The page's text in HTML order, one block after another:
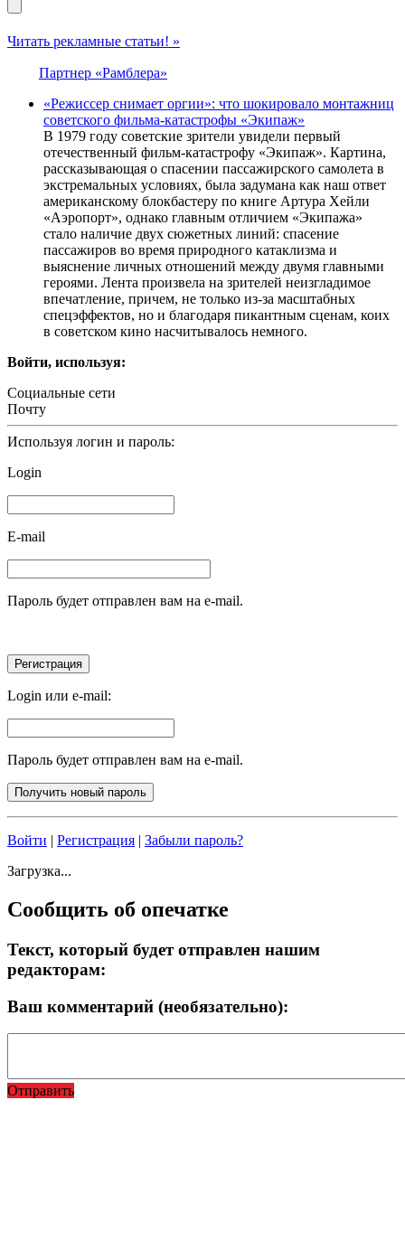
Читать рекламные статьи! »
Партнер «Рамблера»
«Режиссер снимает оргии»: что шокировало монтажниц
советского фильма-катастрофы «Экипаж»
В 1979 году советские зрители увидели первый
отечественный фильм-катастрофу «Экипаж». Картина,
рассказывающая о спасении пассажирского самолета в
экстремальных условиях, была задумана как наш ответ
американскому блокбастеру по книге Артура Хейли
«Аэропорт», однако главным отличием «Экипажа»
стало наличие двух сюжетных линий: спасение
пассажиров во время природного катаклизма и
выяснение личных отношений между двумя главными
героями. Лента произвела на зрителей неизгладимое
впечатление, причем, не только из-за масштабных
спецэффектов, но и благодаря пикантным сценам, коих
в советском кино насчитывалось немного.
Войти, используя:
Социальные сети
Почту
Используя логин и пароль:
Login
E-mail
Пароль будет отправлен вам на e-mail.
Login или e-mail:
Пароль будет отправлен вам на e-mail.
Войти | Регистрация | Забыли пароль?
Загрузка...
Сообщить об опечатке
Текст, который будет отправлен нашим
редакторам:
Ваш комментарий (необязательно):
Отправить